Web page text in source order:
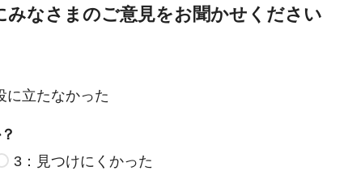
なさまのご意見をお聞かせください
に立たなかった
3：見つけにくかった